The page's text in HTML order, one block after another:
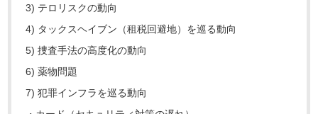
3) テロリスクの動向
4) タックスヘイブン（租税回避地）を巡る動向
5) 捜査手法の高度化の動向
6) 薬物問題
7) 犯罪インフラを巡る動向